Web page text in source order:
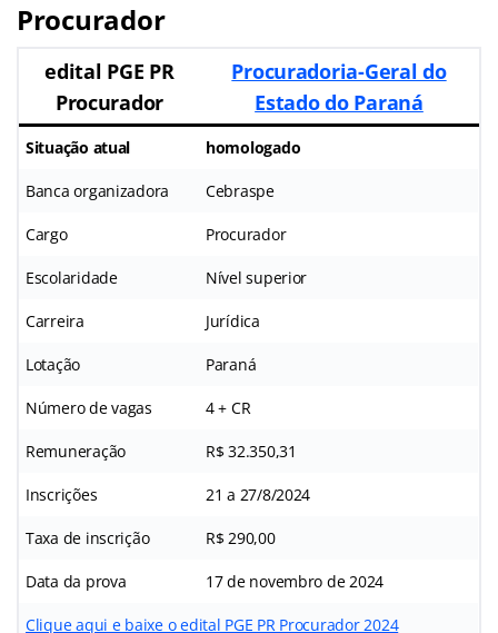
Procurador
edital PGE PR
Procurador
Procuradoria-Geral do
Estado do Paraná
Situação atual homologado
Banca organizadora Cebraspe
Cargo Procurador
Escolaridade Nível superior
Carreira Jurídica
Lotação Paraná
Número de vagas 4 + CR
Remuneração R$ 32.350,31
Inscrições 21 a 27/8/2024
Taxa de inscrição R$ 290,00
Data da prova 17 de novembro de 2024
Clique aqui e baixe o edital PGE PR Procurador 2024